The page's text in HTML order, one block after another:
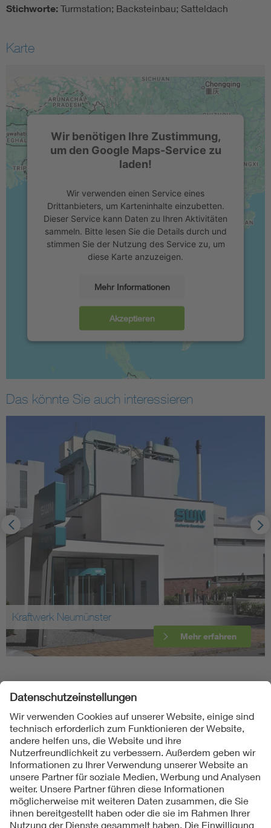
Stichworte: Turmstation; Backsteinbau; Satteldach
Karte
Wir benötigen Ihre Zustimmung,
um den Google Maps-Service zu
laden!
Wir verwenden einen Service eines
Drittanbieters, um Karteninhalte einzubetten.
Dieser Service kann Daten zu Ihren Aktivitäten
sammeln. Bitte lesen Sie die Details durch und
stimmen Sie der Nutzung des Service zu, um
diese Karte anzuzeigen.
Mehr Informationen
Akzeptieren
Das könnte Sie auch interessieren
Kraftwerk Neumünster
Mehr erfahren
Folgen Sie uns